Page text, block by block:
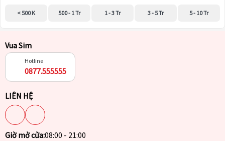
< 500 K 500 - 1 Tr 1 - 3 Tr 3 - 5 Tr 5 - 10 Tr
Vua Sim
Hotline
0877.555555
LIÊN HỆ
Giờ mở cửa:08:00 - 21:00